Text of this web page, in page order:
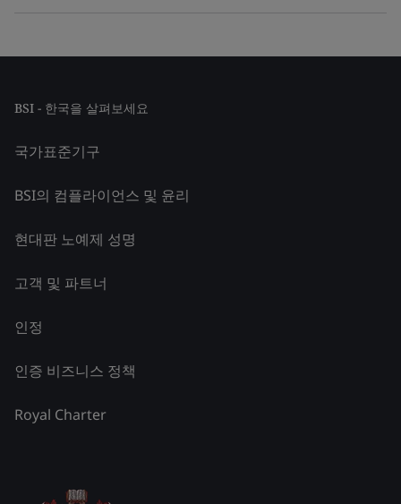
BSI - 한국을 살펴보세요
국가표준기구
BSI의 컴플라이언스 및 윤리
현대판 노예제 성명
고객 및 파트너
인정
인증 비즈니스 정책
Royal Charter